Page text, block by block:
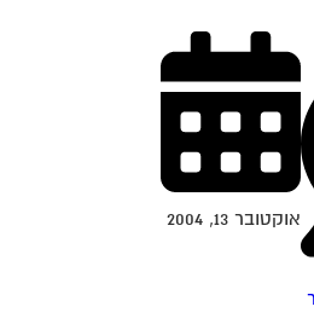
אוקטובר 13, 2004